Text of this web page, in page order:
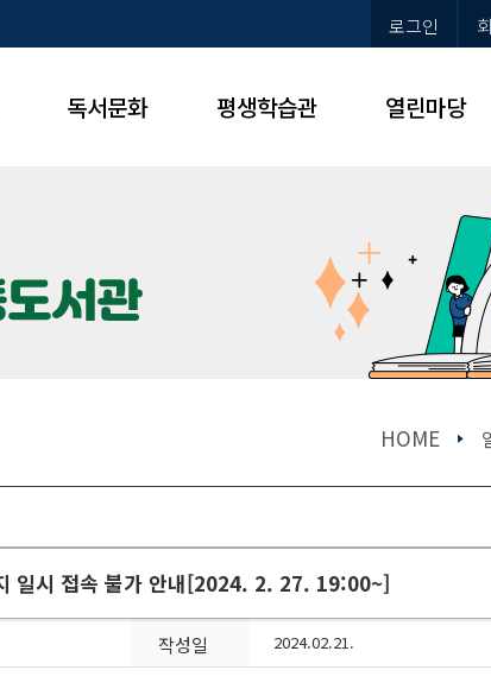
로그인
독서문화 평생학습관 열린마당
HOME
일시 접속 불가 안내[2024. 2. 27. 19:00~]
작성일 2024.02.21.